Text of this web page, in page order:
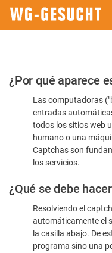
Por
favor,
confirme
humano
¿Por qué aparece
Las computadoras
entradas
todos los sitios web
humano o una
Captchas son
los servicios.
¿Qué se debe
Resolviendo el
automáticamente el
la casilla abajo. De
programa sino una